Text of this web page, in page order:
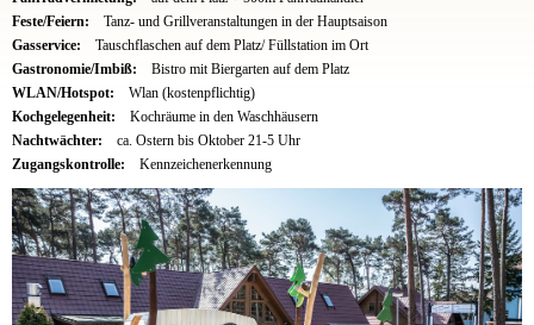
Feste/Feiern:
Tanz- und Grillveranstaltungen in der Hauptsaison
Gasservice:
Tauschflaschen auf dem Platz/ Füllstation im Ort
Gastronomie/Imbiß:
Bistro mit Biergarten auf dem Platz
WLAN/Hotspot:
Wlan (kostenpflichtig)
Kochgelegenheit:
Kochräume in den Waschhäusern
Nachtwächter:
ca. Ostern bis Oktober 21-5 Uhr
Zugangskontrolle:
Kennzeichenerkennung